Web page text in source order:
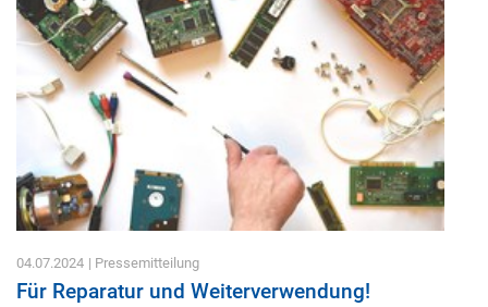
04.07.2024 | Pressemitteilung
Für Reparatur und Weiterverwendung!